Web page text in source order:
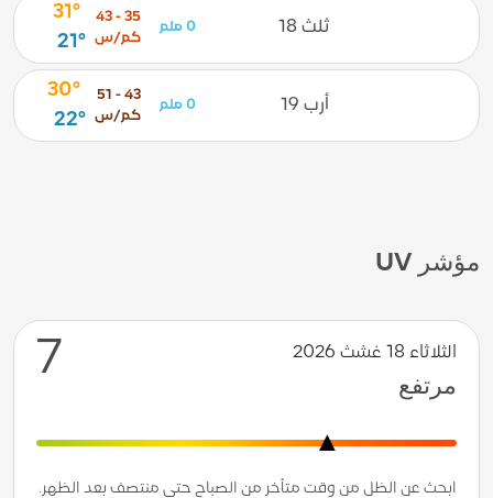
ثلث 18 0 ملم
35 - 43
كم/س
31°
21°
أرب 19 0 ملم
43 - 51
كم/س
30°
22°
مؤشر UV
الثلاثاء 18 غشث 2026
مرتفع
7
ابحث عن الظل من وقت متأخر من الصباح حتى منتصف بعد الظهر.